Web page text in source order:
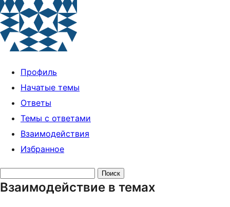
Профиль
Начатые темы
Ответы
Темы с ответами
Взаимодействия
Избранное
тем:
Взаимодействие в темах